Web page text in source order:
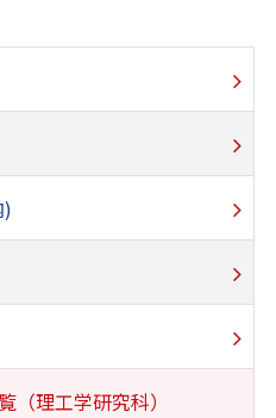
（理工学研究科）